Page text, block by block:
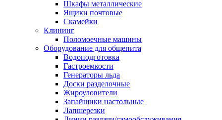
Шкафы металлические
Ящики почтовые
Скамейки
Клининг
Поломоечные машины
Оборудование для общепита
Водоподготовка
Гастроемкости
Генераторы льда
Доски разделочные
Жироуловители
Запайщики настольные
Лапшерезки